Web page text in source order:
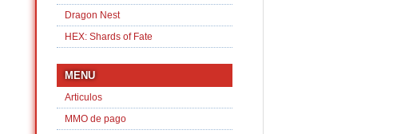
Dragon Nest
HEX: Shards of Fate
MENU
Articulos
MMO de pago